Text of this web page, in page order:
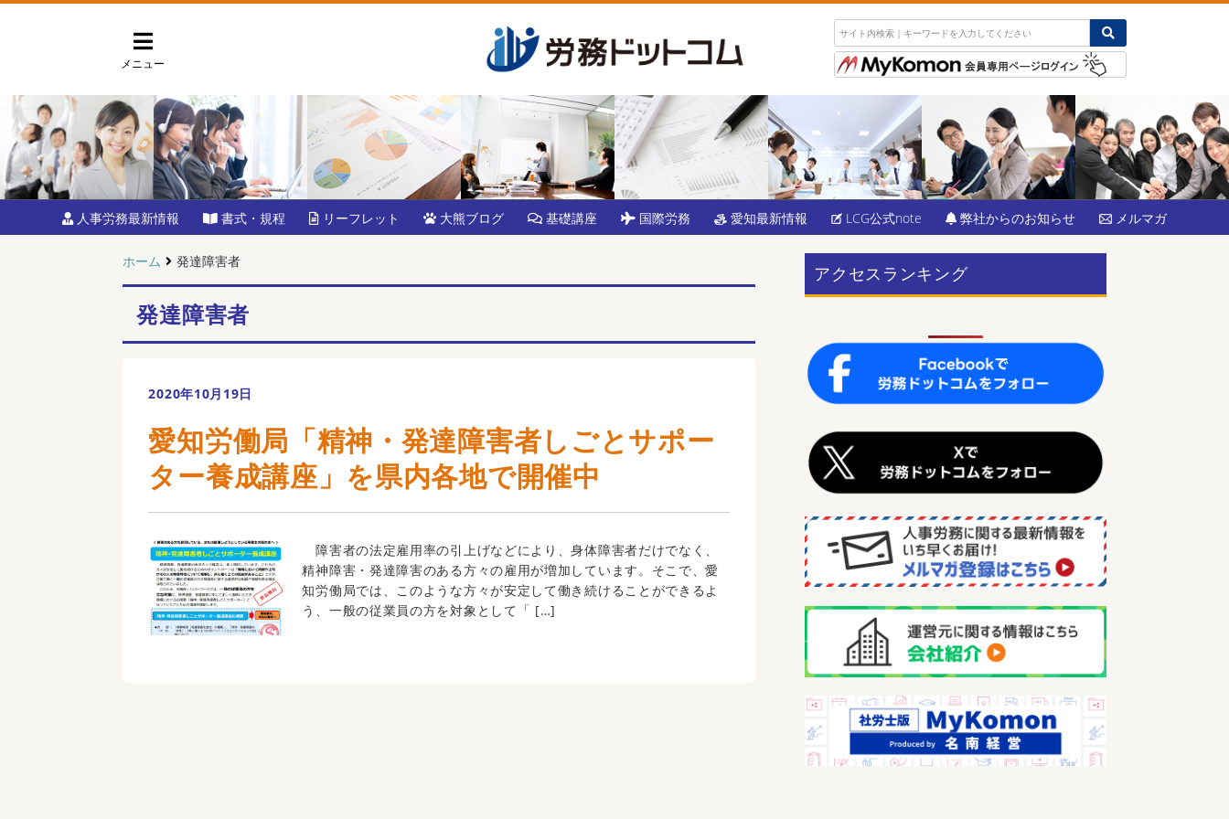
メニュー
人事労務最新情報 書式・規程 リーフレット 大熊ブログ 基礎講座 国際労務 愛知最新情報 LCG公式note 弊社からのお知らせ メルマガ
ホーム 発達障害者
発達障害者
2020年10月19日
愛知労働局「精神・発達障害者しごとサポー
ター養成講座」を県内各地で開催中
障害者の法定雇用率の引上げなどにより、身体障害者だけでなく、
精神障害・発達障害のある方々の雇用が増加しています。そこで、愛
知労働局では、このような方々が安定して働き続けることができるよ
う、一般の従業員の方を対象として「 […]
アクセスランキング